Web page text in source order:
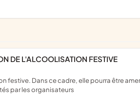
DE L'ALCOOLISATION FESTIVE
par les organisateurs